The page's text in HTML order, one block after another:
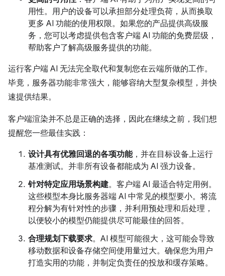
用性。用户的设备可以承担部分处理负荷，从而换取
更多 AI 功能的使用权限。如果您的产品提供高级服
务，您可以考虑提供包含客户端 AI 功能的免费层级，
帮助客户了解高级服务提供的功能。
运行客户端 AI 无法完全取代和复制您在云端所做的工作。
毕竟，服务器功能非常强大，能够容纳大型复杂模型，并快
速提供结果。
客户端渲染并不总是正确的选择，因此在继续之前，我们想
提醒您一些最佳实践：
设计具有优雅回退的各项功能，并在目标设备上运行
基准测试。并非所有设备都能成为 AI 强力设备。
针对特定应用场景构建。客户端 AI 最适合特定用例。
这些模型本身比服务器端 AI 中常见的模型要小。将流
程分解为有针对性的步骤，并利用预处理和后处理，
以便较小的模型仍能提供尽可能最佳的回答。
合理规划下载要求。AI 模型可能很大，这可能会导致
移动数据和设备存储空间使用量过大。确保您为用户
打造实用的功能，并制定负责任的投放和缓存策略。